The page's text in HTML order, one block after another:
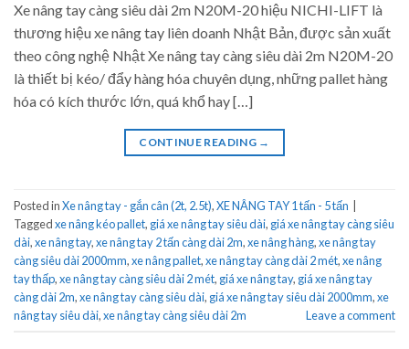
Xe nâng tay càng siêu dài 2m N20M-20 hiệu NICHI-LIFT là
thương hiệu xe nâng tay liên doanh Nhật Bản, được sản xuất
theo công nghệ Nhật Xe nâng tay càng siêu dài 2m N20M-20
là thiết bị kéo/ đẩy hàng hóa chuyên dụng, những pallet hàng
hóa có kích thước lớn, quá khổ hay […]
CONTINUE READING →
Posted inXe nâng tay - gắn cân (2t, 2.5t),XE NÂNG TAY 1 tấn - 5 tấn
Taggedxe nâng kéo pallet, giá xe nâng tay siêu dài, giá xe nâng tay càng siêu
dài,xe nâng tay,xe nâng tay 2 tấn càng dài 2m,xe nâng hàng,xe nâng tay
càng siêu dài 2000mm,xe nâng pallet,xe nâng tay càng dài 2 mét,xe nâng
tay thấp,xe nâng tay càng siêu dài 2 mét, giá xe nâng tay, giá xe nâng tay
càng dài 2m,xe nâng tay càng siêu dài, giá xe nâng tay siêu dài 2000mm,xe
nâng tay siêu dài,xe nâng tay càng siêu dài 2m Leave a comment